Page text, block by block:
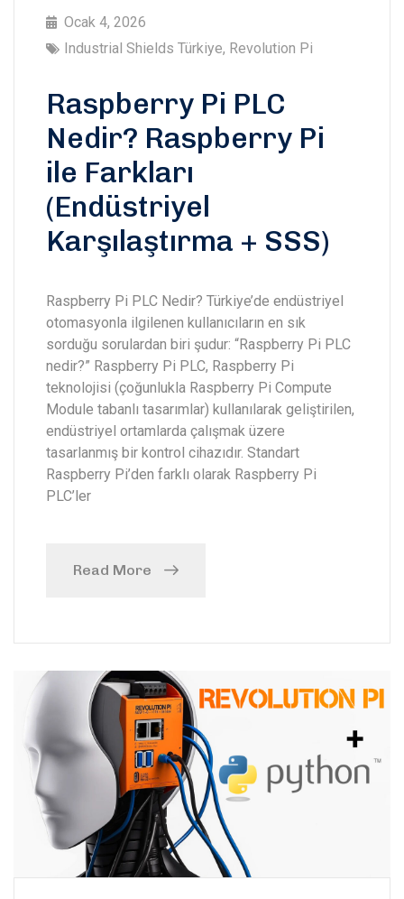
Ocak 4, 2026
Industrial Shields Türkiye, Revolution Pi
Raspberry Pi PLC
Nedir? Raspberry Pi
ile Farkları
(Endüstriyel
Karşılaştırma + SSS)
Raspberry Pi PLC Nedir? Türkiye’de endüstriyel
otomasyonla ilgilenen kullanıcıların en sık
sorduğu sorulardan biri şudur: “Raspberry Pi PLC
nedir?” Raspberry Pi PLC, Raspberry Pi
teknolojisi (çoğunlukla Raspberry Pi Compute
Module tabanlı tasarımlar) kullanılarak geliştirilen,
endüstriyel ortamlarda çalışmak üzere
tasarlanmış bir kontrol cihazıdır. Standart
Raspberry Pi’den farklı olarak Raspberry Pi
PLC’ler
Read More